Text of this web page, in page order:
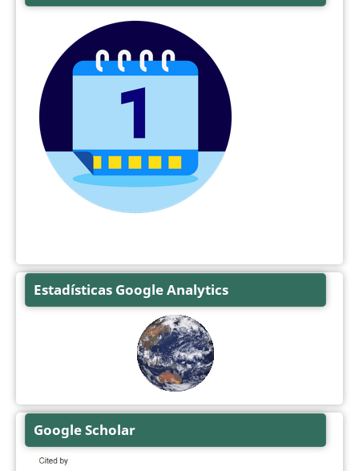
Estadísticas Google Analytics
Google Scholar